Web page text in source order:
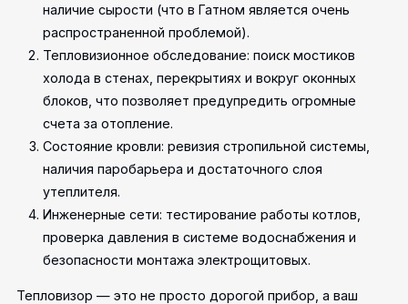
наличие сырости (что в Гатном является очень
распространенной проблемой).
Тепловизионное обследование: поиск мостиков
холода в стенах, перекрытиях и вокруг оконных
блоков, что позволяет предупредить огромные
счета за отопление.
Состояние кровли: ревизия стропильной системы,
наличия паробарьера и достаточного слоя
утеплителя.
Инженерные сети: тестирование работы котлов,
проверка давления в системе водоснабжения и
безопасности монтажа электрощитовых.
Тепловизор — это не просто дорогой прибор, а ваш